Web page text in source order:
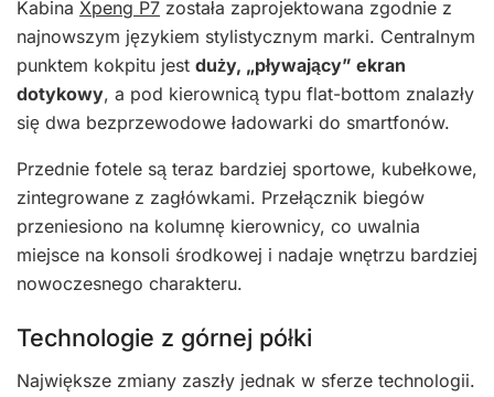
Kabina Xpeng P7 została zaprojektowana zgodnie z
najnowszym językiem stylistycznym marki. Centralnym
punktem kokpitu jest duży, „pływający” ekran
dotykowy, a pod kierownicą typu flat-bottom znalazły
się dwa bezprzewodowe ładowarki do smartfonów.
Przednie fotele są teraz bardziej sportowe, kubełkowe,
zintegrowane z zagłówkami. Przełącznik biegów
przeniesiono na kolumnę kierownicy, co uwalnia
miejsce na konsoli środkowej i nadaje wnętrzu bardziej
nowoczesnego charakteru.
Technologie z górnej półki
Największe zmiany zaszły jednak w sferze technologii.